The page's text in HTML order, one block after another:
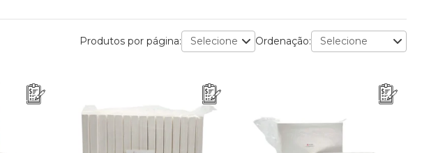
Produtos por página: Ordenação: